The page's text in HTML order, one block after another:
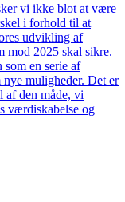
vi ikke blot at være
i forhold til at
udvikling af
mod 2025 skal sikre.
en serie af
muligheder. Det er
af den måde, vi
værdiskabelse og